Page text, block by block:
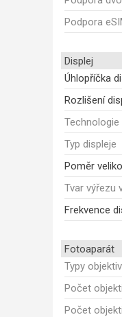
Podpora
Displej
Úhlopříčka
Rozlišení
Technologie
Typ displeje
Poměr
Tvar výřezu
Frekvence
Fotoaparát
Typy
Počet
Počet